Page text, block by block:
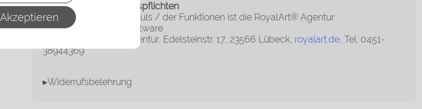
Akzeptieren
Rechtliche Informationspflichten
Der Hersteller des Moduls / der Funktionen ist die RoyalArt® Agentur
Marke: Flow® Shopsoftware
Kontakt: RoyalArt® Agentur, Edelsteinstr. 17, 23566 Lübeck, royalart.de, Tel. 0451-
38944369
▸Widerrufsbelehrung